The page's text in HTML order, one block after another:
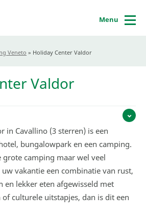
Menu
Veneto » Holiday Center Valdor
Valdor
in Cavallino (3 sterren) is een
bungalowpark en een camping.
grote camping maar wel veel
vakantie een combinatie van rust,
en lekker eten afgewisseld met
culturele uitstapjes, dan is dit een